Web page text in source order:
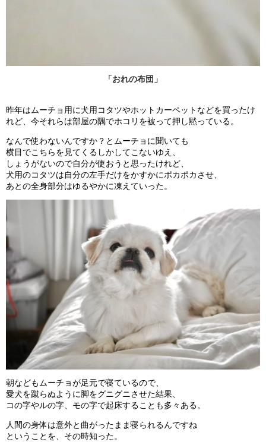
「おれの布団」
昨年はムーチョ用に犬用コタツやホットカーペットなどを買ったけ
れど、今それらは部屋の隅でホコリを被って押し黙っている。
なんで使わないんですか？とムーチョに聞いても
横目でこちらを見てくるしかしてこないゆえ、
しょうがないので自分が使おうと思ったけれど、
犬用のコタツは自分の左手だけをかすかにポカポカさせ、
あとの全身部分はゆるやかに凍えていった。
朝などもムーチョが足元で寝ているので、
愛犬を蹴らぬように脚をグニグニさせた結果、
コの字やルの字、モの字で起床することも多々ある。
人間の身体は意外と曲がったまま寝られるんですね
ということを、その時知った。